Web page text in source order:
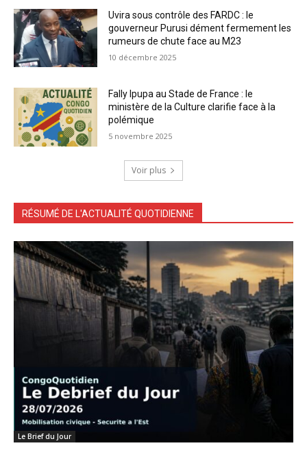
Uvira sous contrôle des FARDC : le
gouverneur Purusi dément fermement les
rumeurs de chute face au M23
10 décembre 2025
Fally Ipupa au Stade de France : le
ministère de la Culture clarifie face à la
polémique
5 novembre 2025
Voir plus
RÉSUMÉ DE L'ACTUALITÉ QUOTIDIENNE
Le Brief du Jour